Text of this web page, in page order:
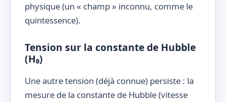
physique (un « champ » inconnu, comme le
quintessence).
Tension sur la constante de Hubble
(H₀)
Une autre tension (déjà connue) persiste : la
mesure de la constante de Hubble (vitesse